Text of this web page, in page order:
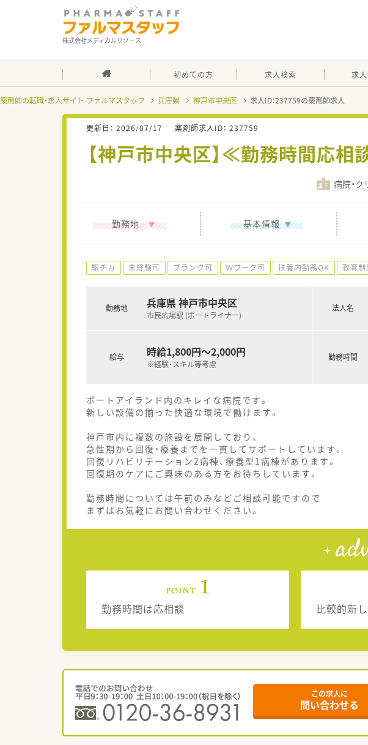
株式会社メディカルリソース
初めての方 求人検索 求
薬剤師の転職・求人サイト ファルマスタッフ 兵庫県 神戸市中央区 求人ID：237759の薬剤師求人
更新日： 2026/07/17 薬剤師求人ID： 237759
【神戸市中央区】≪勤務時間応相
病院・ク
勤務地 基本情報
駅チカ 未経験可 ブランク可 Ｗワーク可 扶養内勤務OK 教育制
勤務地 兵庫県 神戸市中央区
市民広場駅 (ポートライナー)
給与 時給1,800円～2,000円
※経験・スキル等考慮
法人名
勤務時間
ポートアイランド内のキレイな病院です。
新しい設備の揃った快適な環境で働けます。
神戸市内に複数の施設を展開しており、
急性期から回復・療養までを一貫してサポートしています。
回復リハビリテーション2病棟、療養型1病棟があります。
回復期のケアにご興味のある方をお待ちしています。
勤務時間については午前のみなどご相談可能ですので
まずはお気軽にお問い合わせください。
勤務時間は応相談 比較的新
この求人に
問い合わせる